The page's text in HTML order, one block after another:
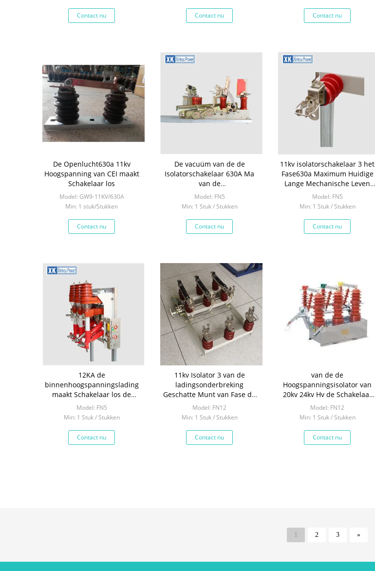
Contact nu Contact nu Contact nu
De Openlucht630a 11kv
Hoogspanning van CEI maakt
Schakelaar los
Model: GW9-11KV/630A
Min: 1 stuk/Stukken
Contact nu
De vacuüm van de de
Isolatorschakelaar 630A Ma
van de
Transformatorzekering Norm
van CEI Huidige
Model: FN5
Min: 1 Stuk / Stukken
Contact nu
11kv isolatorschakelaar 3 het
Fase630a Maximum Huidige
Lange Mechanische Leven
10000
Model: FN5
Min: 1 Stuk / Stukken
Contact nu
12KA de
binnenhoogspanningslading
maakt Schakelaar los de
Multigrootte Beschikbaar kan
zijn
Model: FN5
Min: 1 Stuk / Stukken
Contact nu
11kv Isolator 3 van de
ladingsonderbreking
Geschatte Munt van Fase de
Binnenhv 630A 1250A
Model: FN12
Min: 1 Stuk / Stukken
Contact nu
van de de
Hoogspanningsisolator van
20kv 24kv Hv de Schakelaar
Elektrohoog rendement
Model: FN12
Min: 1 Stuk / Stukken
Contact nu
1 2 3 »